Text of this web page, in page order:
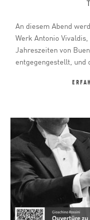
An diesem Abend
Werk Antonio
Jahreszeiten von
entgegengestellt, und